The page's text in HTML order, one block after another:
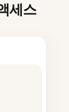
세스